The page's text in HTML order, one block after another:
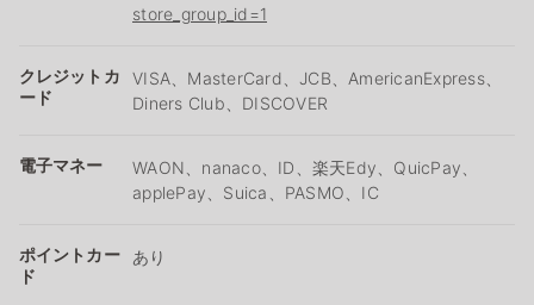
store_group_id=1
クレジットカ
ード
VISA、MasterCard、JCB、AmericanExpress、
Diners Club、DISCOVER
電子マネー
WAON、nanaco、ID、楽天Edy、QuicPay、
applePay、Suica、PASMO、IC
ポイントカー
ド
あり